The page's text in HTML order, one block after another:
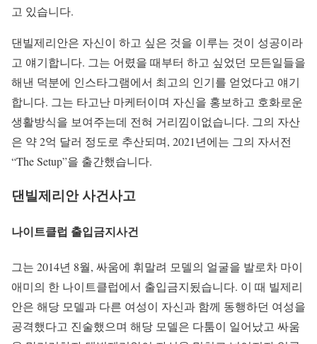
고 있습니다.
댄빌제리안은 자신이 하고 싶은 것을 이루는 것이 성공이라
고 얘기합니다. 그는 어렸을 때부터 하고 싶었던 모든일들을
해낸 덕분에 인스타그램에서 최고의 인기를 얻었다고 얘기
합니다. 그는 타고난 마케터이며 자신을 홍보하고 호화로운
생활방식을 보여주는데 전혀 거리낌이없습니다. 그의 자산
은 약 2억 달러 정도로 추산되며, 2021년에는 그의 자서전
“The Setup”을 출간했습니다.
댄빌제리안 사건사고
나이트클럽 출입금지사건
그는 2014년 8월, 싸움에 휘말려 모델의 얼굴을 발로차 마이
애미의 한 나이트클럽에서 출입금지됬습니다. 이 때 빌제리
안은 해당 모델과 다른 여성이 자신과 함께 동행하던 여성을
공격했다고 진술했으며 해당 모델은 다툼이 일어났고 싸움